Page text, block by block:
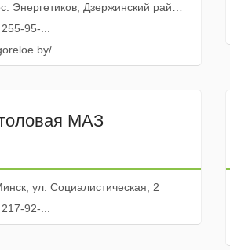
Дзержинский район, Минская область
95-...
МАЗ
ул. Социалистическая, 2
92-...